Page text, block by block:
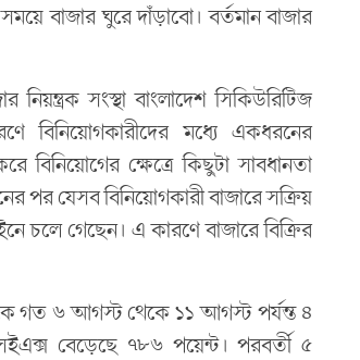
বাজার ঘুরে দাঁড়াবো। বর্তমান বাজার
সংস্থা বাংলাদেশ সিকিউরিটিজ
বিনিয়োগকারীদের মধ্যে একধরনের
ক্ষেত্রে কিছুটা সাবধানতা
যেসব বিনিয়োগকারী বাজারে সক্রিয়
চলে গেছেন। এ কারণে বাজারে বিক্রির
গত ৬ আগস্ট থেকে ১১ আগস্ট পর্যন্ত ৪
বেড়েছে ৭৮৬ পয়েন্ট। পরবর্তী ৫